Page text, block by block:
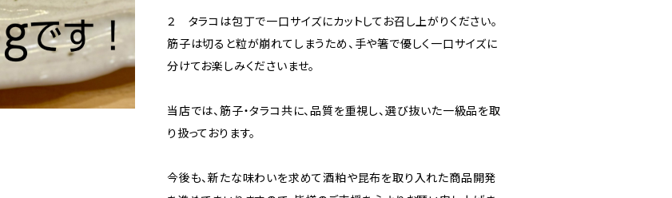
２ タラコは包丁で一口サイズにカットしてお召し上がりください。
筋子は切ると粒が崩れてしまうため、手や箸で優しく一口サイズに
分けてお楽しみくださいませ。
当店では、筋子・タラコ共に、品質を重視し、選び抜いた一級品を取
り扱っております。
今後も、新たな味わいを求めて酒粕や昆布を取り入れた商品開発